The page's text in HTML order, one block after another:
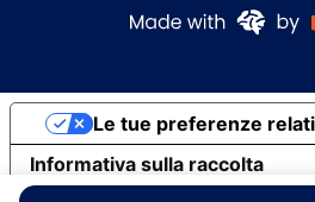
Informativa sulla raccolta
Le tue preferenze